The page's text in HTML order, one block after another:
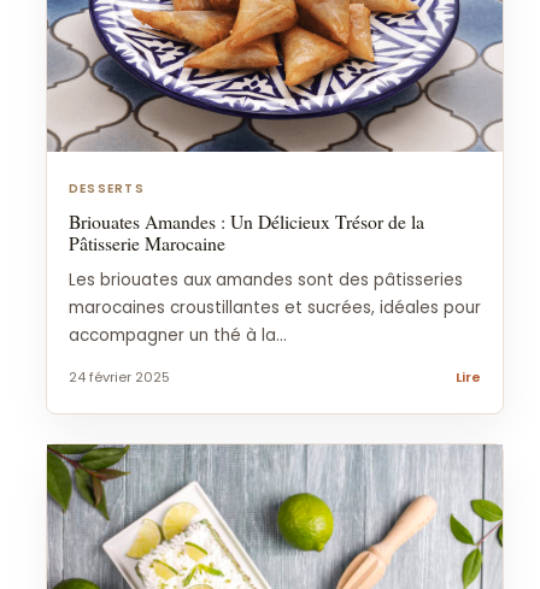
DESSERTS
Briouates Amandes : Un Délicieux Trésor de la
Pâtisserie Marocaine
Les briouates aux amandes sont des pâtisseries
marocaines croustillantes et sucrées, idéales pour
accompagner un thé à la...
24 février 2025 Lire